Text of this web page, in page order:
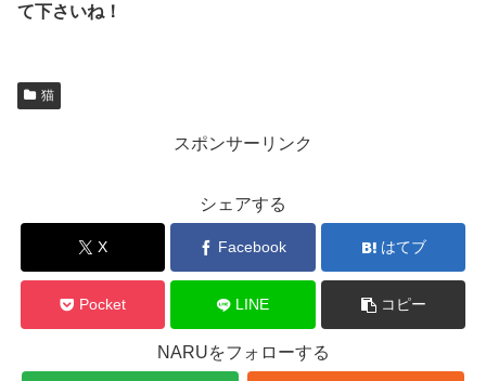
て下さいね！
猫
スポンサーリンク
シェアする
X Facebook はてブ
Pocket LINE コピー
NARUをフォローする